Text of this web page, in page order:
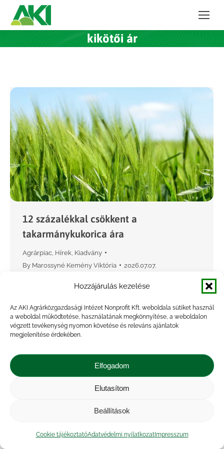
Hozzájárulás kezelése
Az AKI Agrárközgazdasági Intézet Nonprofit Kft. weboldala sütiket használ
a weboldal működtetése, használatának megkönnyítése, a weboldalon
végzett tevékenység nyomon követése és releváns ajánlatok
megjelenítése érdekében.
Elfogadom
Elutasítom
Beállítások
Cookie tájékoztatóAdatvédelmi nyilatkozatImpresszum
kikötői ár
12 százalékkal csökkent a
takarmánykukorica ára
Agrárpiac Hírek Kiadvány
By Marossyné Kemény Viktória 2026.07.07.
Az Expana tájékoztatása szerint az USA-ban
Gulf) 18 dollárral 213 dollár/tonnára csökkent
május 11. és június 5. között, az Európai
Bizottság adatai szerint július…